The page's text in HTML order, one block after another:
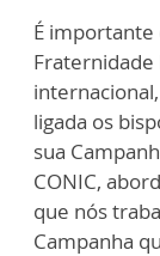
É importante
Fraternidade
ligada os
sua
CONIC,
que nós
Campanha